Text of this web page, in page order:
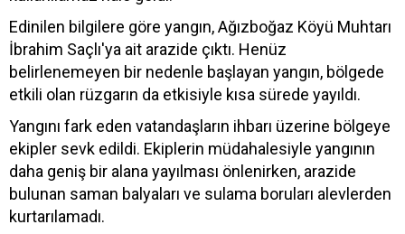
Edinilen bilgilere göre yangın, Ağızboğaz Köyü Muhtarı
İbrahim Saçlı'ya ait arazide çıktı. Henüz
belirlenemeyen bir nedenle başlayan yangın, bölgede
etkili olan rüzgarın da etkisiyle kısa sürede yayıldı.
Yangını fark eden vatandaşların ihbarı üzerine bölgeye
ekipler sevk edildi. Ekiplerin müdahalesiyle yangının
daha geniş bir alana yayılması önlenirken, arazide
bulunan saman balyaları ve sulama boruları alevlerden
kurtarılamadı.